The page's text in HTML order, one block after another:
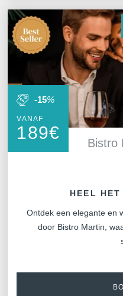
Bistro
VANAF
189€
-15%
HEEL
Ontdek een elegante en
door Bistro Martin,